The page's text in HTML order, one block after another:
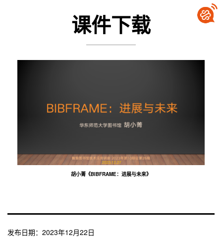
课件下载
胡小菁《BIBFRAME：进展与未来》
发布日期： 2023年12月22日